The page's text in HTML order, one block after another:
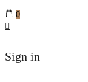
0
Sign in